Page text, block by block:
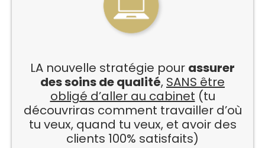
LA nouvelle stratégie pour assurer
des soins de qualité, SANS être
obligé d’aller au cabinet (tu
découvriras comment travailler d’où
tu veux, quand tu veux, et avoir des
clients 100% satisfaits)